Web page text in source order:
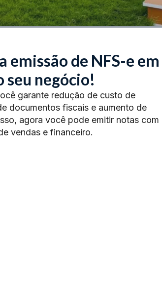
emissão de NFS-e em
seu negócio!
garante redução de custo de
documentos fiscais e aumento de
agora você pode emitir notas com
vendas e financeiro.